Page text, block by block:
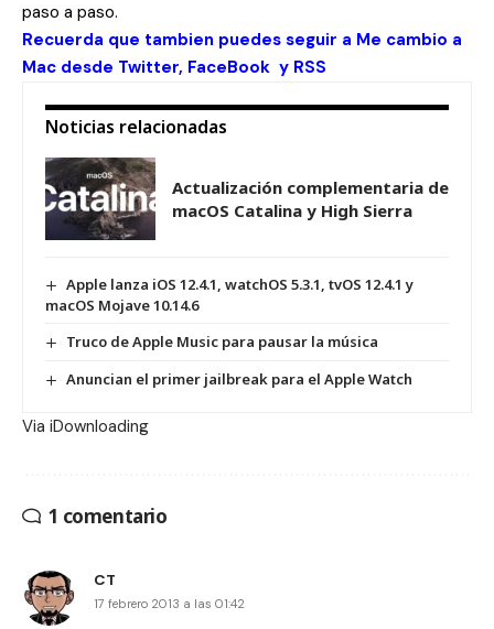
paso a paso.
Recuerda que tambien puedes seguir a Me cambio a
Mac desde Twitter, FaceBook y RSS
Noticias relacionadas
Actualización complementaria de
macOS Catalina y High Sierra
Apple lanza iOS 12.4.1, watchOS 5.3.1, tvOS 12.4.1 y
macOS Mojave 10.14.6
Truco de Apple Music para pausar la música
Anuncian el primer jailbreak para el Apple Watch
Via iDownloading
1 comentario
CT
17 febrero 2013 a las 01:42